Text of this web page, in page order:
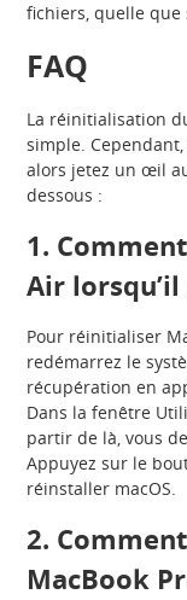
fichiers, quelle
FAQ
La réinitialisation
simple.
alors jetez un œil
dessous :
1.
Air
Pour réinitialiser
redémarrez le
récupération en
Dans la fenêtre
partir de là, vous
Appuyez sur le
réinstaller macOS.
2.
MacBook